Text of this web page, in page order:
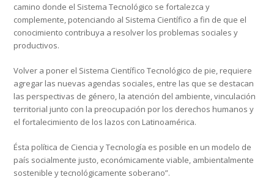
camino donde el Sistema Tecnológico se fortalezca y
complemente, potenciando al Sistema Científico a fin de que el
conocimiento contribuya a resolver los problemas sociales y
productivos.
Volver a poner el Sistema Científico Tecnológico de pie, requiere
agregar las nuevas agendas sociales, entre las que se destacan
las perspectivas de género, la atención del ambiente, vinculación
territorial junto con la preocupación por los derechos humanos y
el fortalecimiento de los lazos con Latinoamérica.
Ésta política de Ciencia y Tecnología es posible en un modelo de
país socialmente justo, económicamente viable, ambientalmente
sostenible y tecnológicamente soberano”.